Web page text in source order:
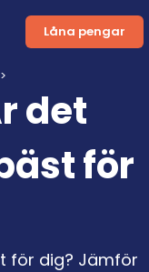
Låna pengar
det
för
för dig? Jämför